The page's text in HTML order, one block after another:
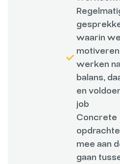
waarin
werken
balans,
en
job
Concrete
mee aan
gaan